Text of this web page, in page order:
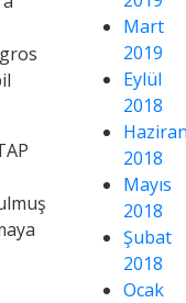
Mart
2019
Eylül
2018
2018
Mayıs
2018
Şubat
2018
Ocak